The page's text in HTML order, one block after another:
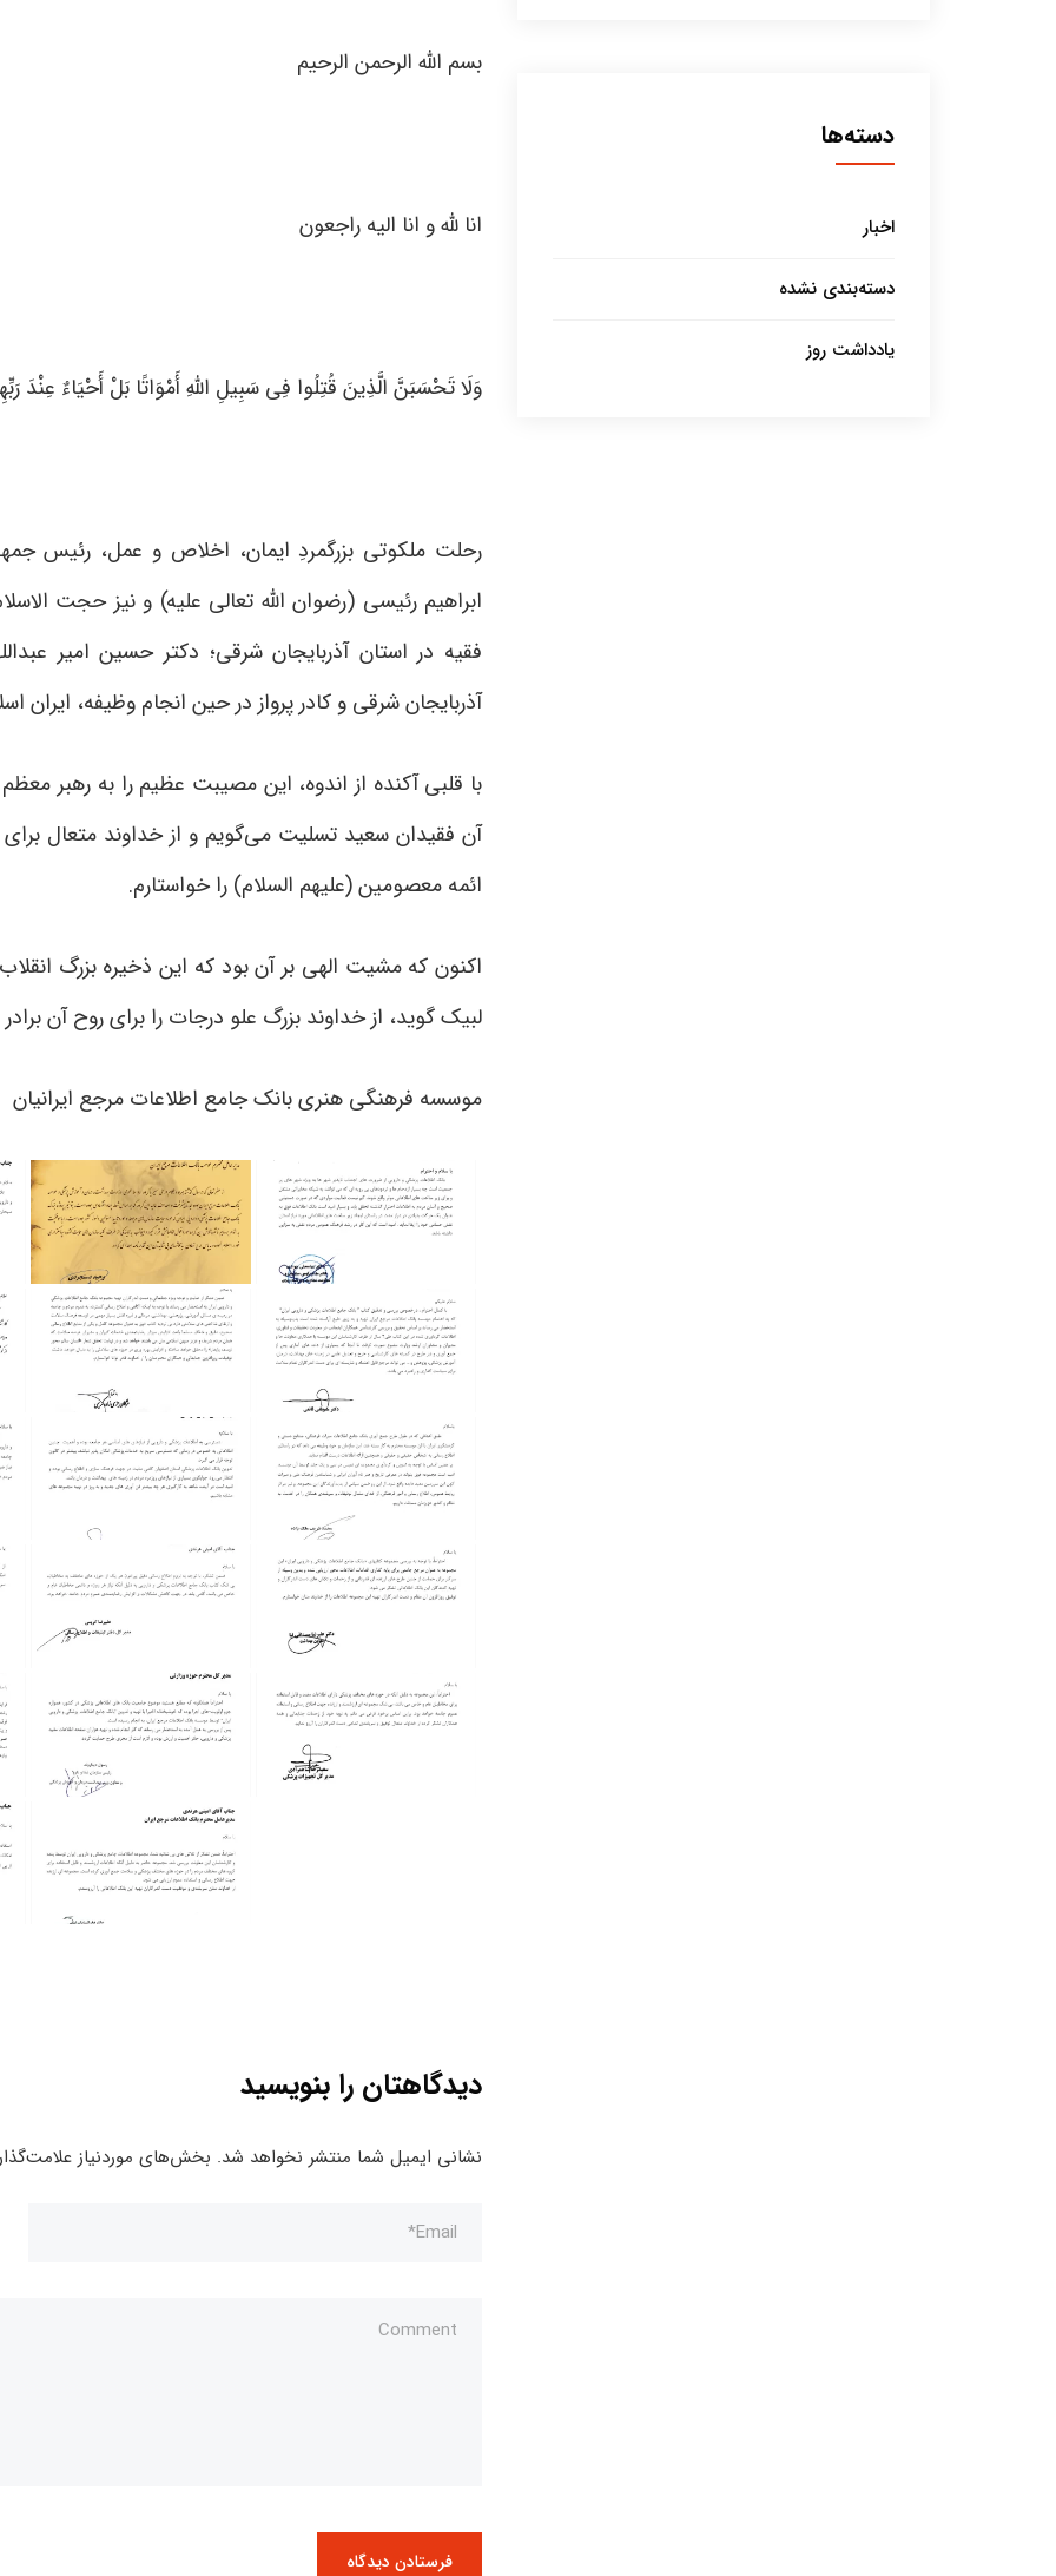
بسم الله الرحمن الرحیم
انا لله و انا الیه راجعون
وَلَا تَحْسَبَنَّ الَّذِینَ قُتِلُوا فِی سَبِیلِ اللَّهِ أَمْوَاتًا بَلْ أَحْیَاءٌ عِنْدَ
رحلت ملکوتی بزرگمردِ ایمان، اخلاص و عمل، رئیس
ابراهیم رئیسی (رضوان الله تعالی علیه) و نیز حجت
فقیه در استان آذربایجان شرقی؛ دکتر حسین امیر
آذربایجان شرقی و کادر پرواز در حین انجام وظیفه،
با قلبی آکنده از اندوه، این مصیبت عظیم را به رهبر
آن فقیدان سعید تسلیت می‌گویم و از خداوند متعال
ائمه معصومین (علیهم السلام) را خواستارم.
اکنون که مشیت الهی بر آن بود که این ذخیره بزرگ
لبیک گوید، از خداوند بزرگ علو درجات را برای روح آن
موسسه فرهنگی هنری بانک جامع اطلاعات مرجع ایرانیان
دیدگاهتان را بنویسید
نشانی ایمیل شما منتشر نخواهد شد. بخش‌های موردنیاز
دسته‌ها
اخبار
دسته‌بندی نشده
یادداشت روز